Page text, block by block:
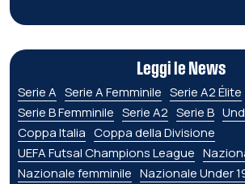
Leggi le News
Serie A Serie A Femminile Serie A2 Élite
Serie B Femminile Serie A2 Serie B
Coppa Italia Coppa della Divisione
UEFA Futsal Champions League
Nazionale femminile Nazionale Under